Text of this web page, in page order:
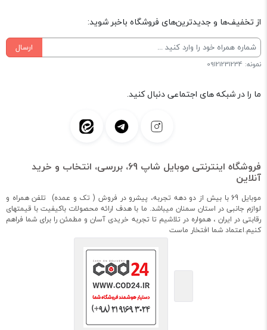
از تخفیف‌ها و جدیدترین‌های فروشگاه باخبر شوید:
ارسال
نمونه: 09121231234
ما را در شبکه های اجتماعی دنبال کنید.
فروشگاه اینترنتی موبایل شاپ 69، بررسی، انتخاب و خرید
آنلاین
موبایل 69 با بیش از دو دهه تجربه، پیشرو در فروش ( تک و عمده) تلفن همراه و
لوازم جانبی در استان سمنان میباشد. ما با هدف ارائه محصولات باکیفیت با قیمتهای
رقابتی در ایران ، همواره در تلاشیم تا تجربه خریدی آسان و مطمئن را برای شما فراهم
کنیم.اعتماد شما افتخار ماست